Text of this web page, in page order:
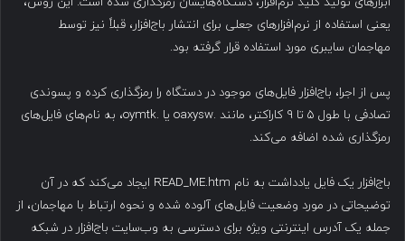
یعنی استفاده از نرم‌افزارهای جعلی برای انتشار باج‌افزار، قبلاً نیز توسط
مهاجمان سایبری مورد استفاده قرار گرفته بود.
پس از اجرا، باج‌افزار فایل‌های موجود در دستگاه را رمزگذاری کرده و پسوندی
تصادفی با طول ۵ تا ۹ کاراکتر، مانند .oaxysw یا .oymtk، به نام‌های فایل‌های
رمزگذاری شده اضافه می‌کند.
باج‌افزار یک فایل یادداشت به نام READ_ME.htm ایجاد می‌کند که در آن
توضیحاتی در مورد وضعیت فایل‌های آلوده شده و نحوه ارتباط با مهاجمان، از
جمله یک آدرس اینترنتی ویژه برای دسترسی به وب‌سایت باج‌افزار در شبکه